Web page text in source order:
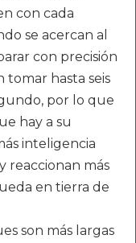
con cada
se acercan al
con precisión
tomar hasta seis
por lo que
hay a su
inteligencia
reaccionan más
en tierra de
son más largas